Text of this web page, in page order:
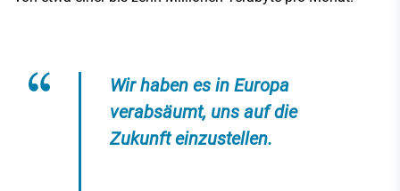
Wir haben es in Europa
verabsäumt, uns auf die
Zukunft einzustellen.